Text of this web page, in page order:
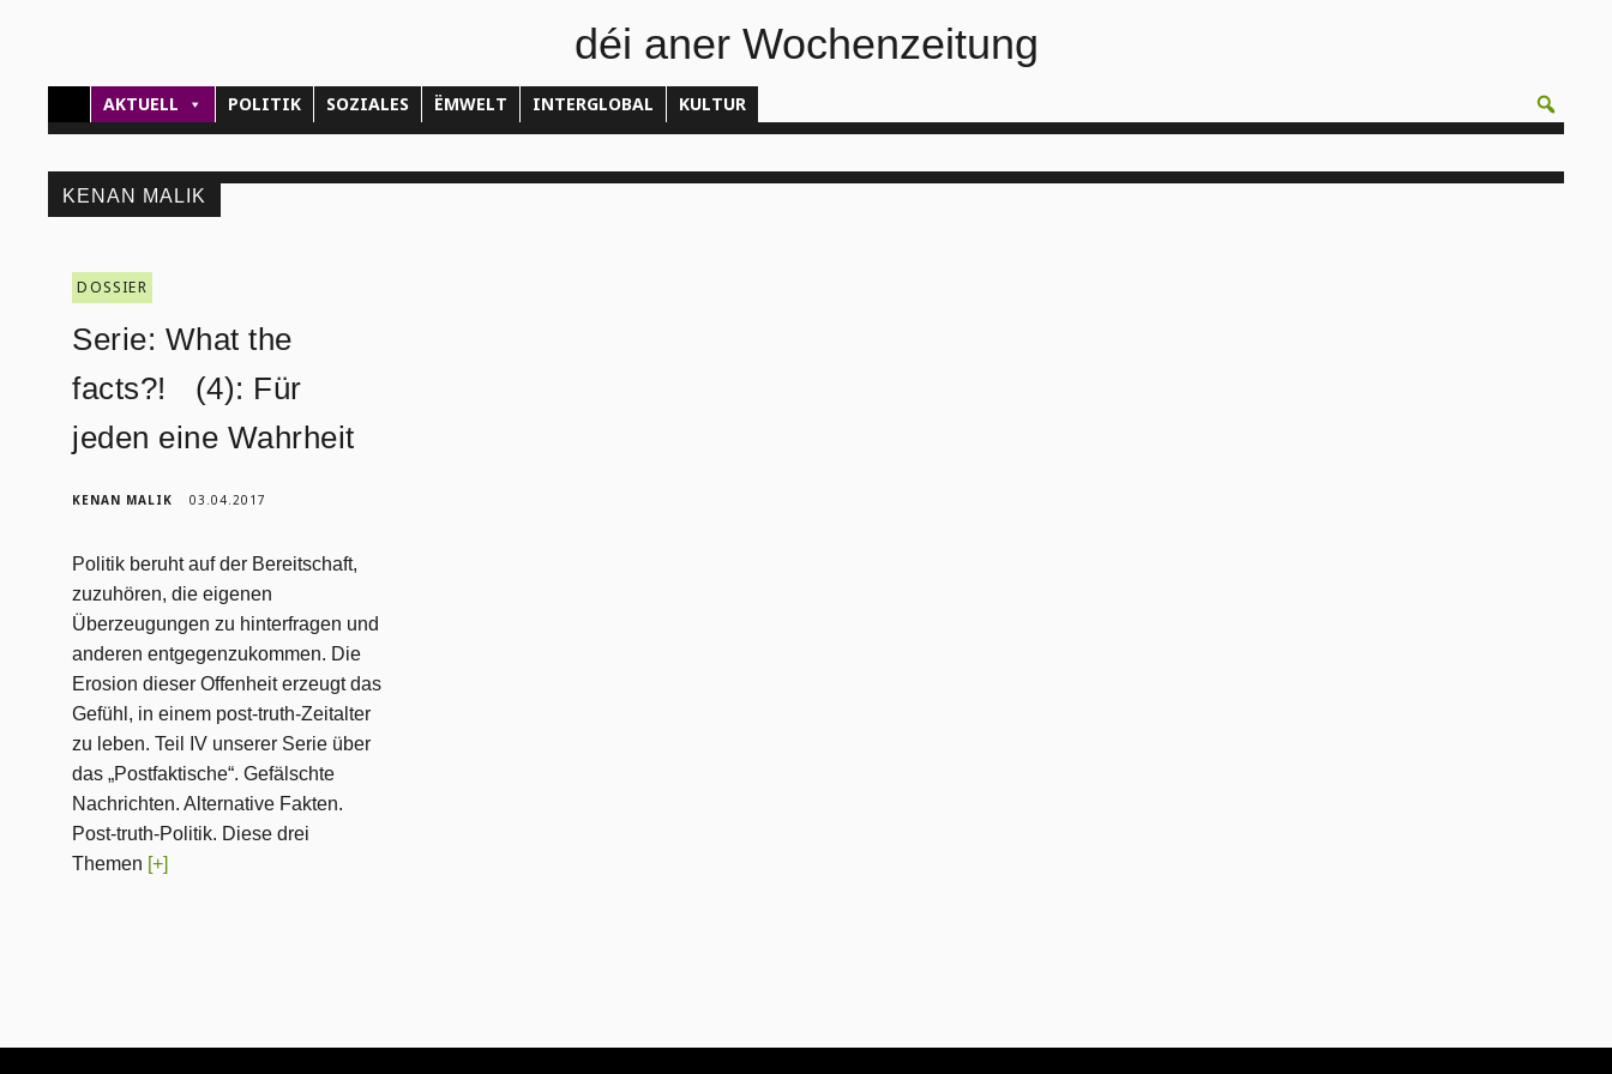
déi aner Wochenzeitung
AKTUELL POLITIK SOZIALES ËMWELT INTERGLOBAL KULTUR
KENAN MALIK
DOSSIER
Serie: What the
facts?! (4): Für
jeden eine Wahrheit
KENAN MALIK 03.04.2017
Politik beruht auf der Bereitschaft,
zuzuhören, die eigenen
Überzeugungen zu hinterfragen und
anderen entgegenzukommen. Die
Erosion dieser Offenheit erzeugt das
Gefühl, in einem post-truth-Zeitalter
zu leben. Teil IV unserer Serie über
das „Postfaktische“. Gefälschte
Nachrichten. Alternative Fakten.
Post-truth-Politik. Diese drei
Themen [+]